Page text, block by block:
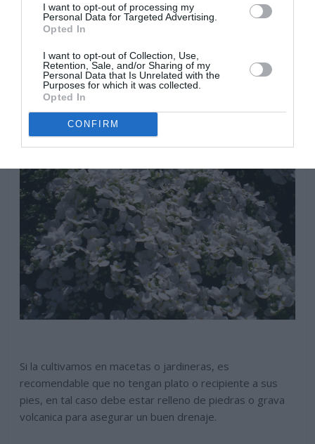
I want to opt-out of processing my
Personal Data for Targeted Advertising.
Opted In
I want to opt-out of Collection, Use,
Retention, Sale, and/or Sharing of my
Personal Data that Is Unrelated with the
Purposes for which it was collected.
Opted In
CONFIRM
Si la cultivamos en macetas o jardineras, es
recomendable que no tengan plato o recipiente a sus
pies, en tal caso debe estar relleno de piedras o grava
volcanica para asegurar un buen drenaje.